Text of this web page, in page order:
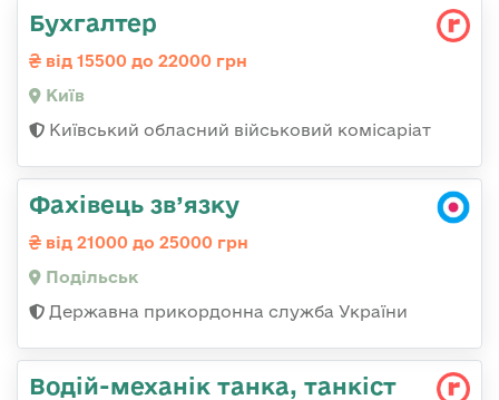
Бухгалтер
від 15500 до 22000 грн
Київ
Київський обласний військовий комісаріат
Фахівець зв’язку
від 21000 до 25000 грн
Подільськ
Державна прикордонна служба України
Водій-механік танка, танкіст